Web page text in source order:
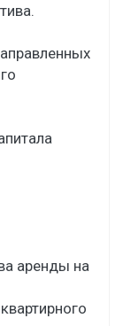
аренды на